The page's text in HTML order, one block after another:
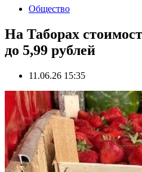
Общество
На Таборах
до 5,99 рублей
11.06.26 15:35